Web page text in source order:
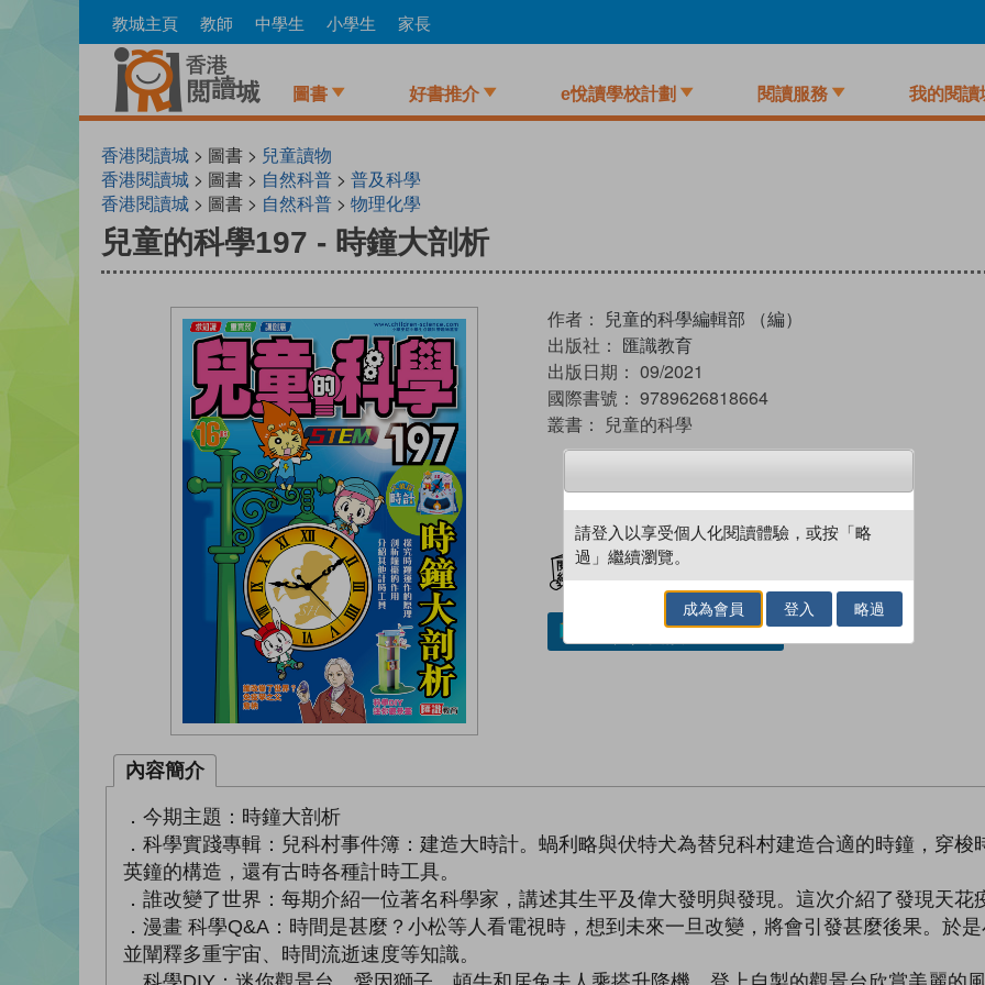
to
教城主頁 教師 中學生 小學生 家長
圖書 好書推介 e悅讀學校計劃 閱讀服務 我的閱讀
香港閱讀城 > 圖書 > 兒童讀物
香港閱讀城 > 圖書 > 自然科普 > 普及科學
香港閱讀城 > 圖書 > 自然科普 > 物理化學
兒童的科學197 - 時鐘大剖析
作者： 兒童的科學編輯部 （編）
出版社： 匯識教育
出版日期： 09/2021
國際書號： 9789626818664
叢書： 兒童的科學
加入閱讀紀錄
內容簡介
．今期主題：時鐘大剖析
．科學實踐專輯：兒科村事件簿：建造大時計。蝸利略與伏特犬為替兒科村建造合適的時鐘，穿
英鐘的構造，還有古時各種計時工具。
．誰改變了世界：每期介紹一位著名科學家，講述其生平及偉大發明與發現。這次介紹了發現天
．漫畫 科學Q&A：時間是甚麼？小松等人看電視時，想到未來一旦改變，將會引發甚麼後果。於
並闡釋多重宇宙、時間流逝速度等知識。
請登入以享受個人化閱讀體驗，或按「略
過」繼續瀏覽。
成為會員 登入 略過